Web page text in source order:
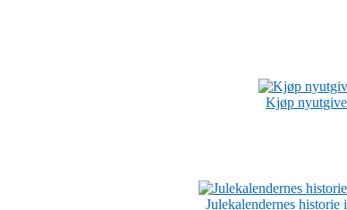
Kjøp
Julekalendernes historie